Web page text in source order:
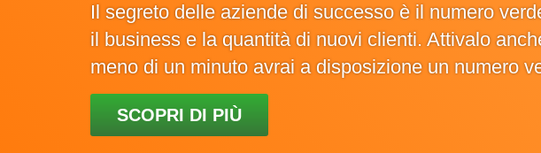
Il segreto delle aziende di successo è il numero
il business e la quantità di nuovi clienti. Attivalo
meno di un minuto avrai a disposizione un numero
SCOPRI DI PIÙ